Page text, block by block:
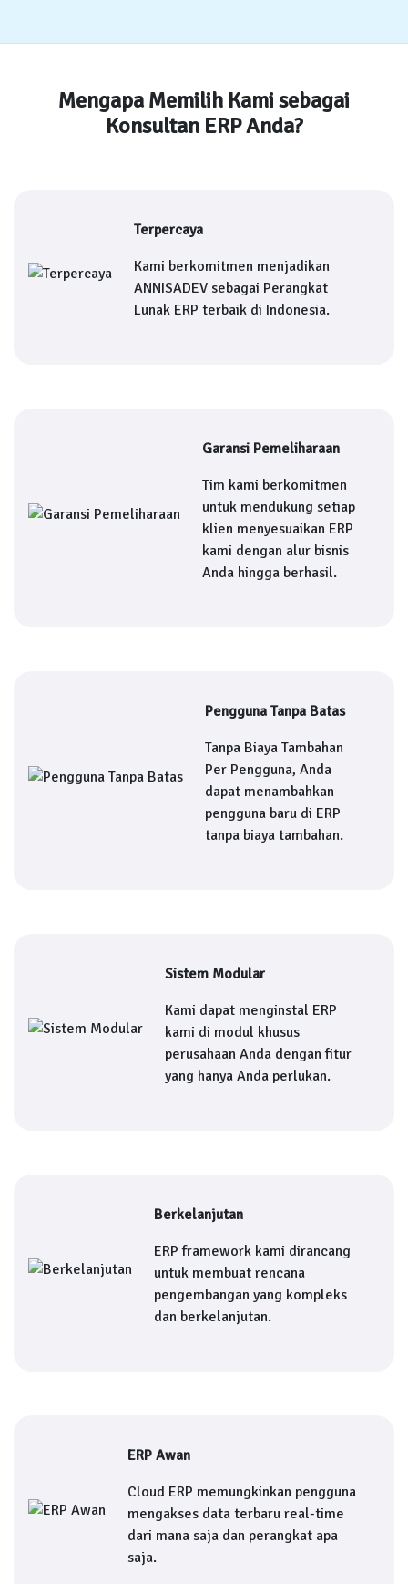
Mengapa Memilih Kami sebagai
Konsultan ERP Anda?
Terpercaya
Kami berkomitmen menjadikan
ANNISADEV sebagai Perangkat
Lunak ERP terbaik di Indonesia.
Garansi Pemeliharaan
Tim kami berkomitmen
untuk mendukung setiap
klien menyesuaikan ERP
kami dengan alur bisnis
Anda hingga berhasil.
Pengguna Tanpa Batas
Tanpa Biaya Tambahan
Per Pengguna, Anda
dapat menambahkan
pengguna baru di ERP
tanpa biaya tambahan.
Sistem Modular
Kami dapat menginstal ERP
kami di modul khusus
perusahaan Anda dengan fitur
yang hanya Anda perlukan.
Berkelanjutan
ERP framework kami dirancang
untuk membuat rencana
pengembangan yang kompleks
dan berkelanjutan.
ERP Awan
Cloud ERP memungkinkan pengguna
mengakses data terbaru real-time
dari mana saja dan perangkat apa
saja.